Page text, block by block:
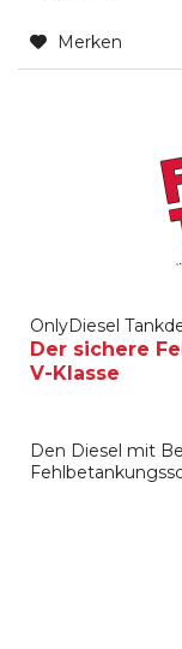
Merken
OnlyDiesel
Der sichere
V-Klasse
Den Diesel mit